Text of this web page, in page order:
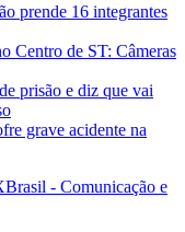
prende 16 integrantes
Centro de ST: Câmeras
prisão e diz que vai
grave acidente na
- Comunicação e